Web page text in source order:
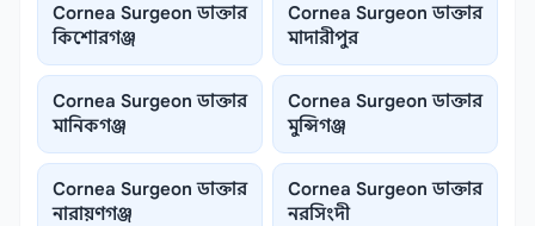
Cornea Surgeon ডাক্তার
কিশোরগঞ্জ
Cornea Surgeon ডাক্তার
মাদারীপুর
Cornea Surgeon ডাক্তার
মানিকগঞ্জ
Cornea Surgeon ডাক্তার
মুন্সিগঞ্জ
Cornea Surgeon ডাক্তার
নারায়ণগঞ্জ
Cornea Surgeon ডাক্তার
নরসিংদী